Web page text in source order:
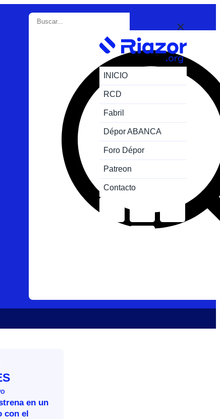
INICIO
RCD
Fabril
Dépor ABANCA
Foro Dépor
Patreon
Contacto
en un
con el